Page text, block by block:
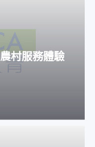
村服務體
村服務體驗